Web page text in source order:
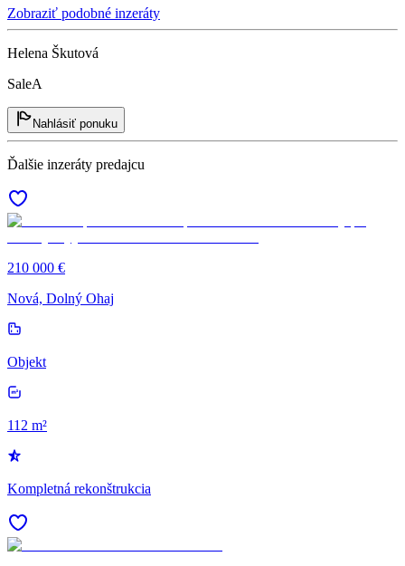
Zobraziť podobné inzeráty
Helena Škutová
SaleA
Nahlásiť ponuku
Ďalšie inzeráty predajcu
210 000 €
Nová, Dolný Ohaj
Objekt
112 m²
Kompletná rekonštrukcia